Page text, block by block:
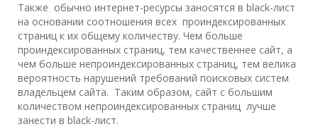
Также обычно интернет-ресурсы заносятся в black-лист
на основании соотношения всех проиндексированных
страниц к их общему количеству. Чем больше
проиндексированных страниц, тем качественнее сайт, а
чем больше непроиндексированных страниц, тем велика
вероятность нарушений требований поисковых систем
владельцем сайта. Таким образом, сайт с большим
количеством непроиндексированных страниц лучше
занести в black-лист.